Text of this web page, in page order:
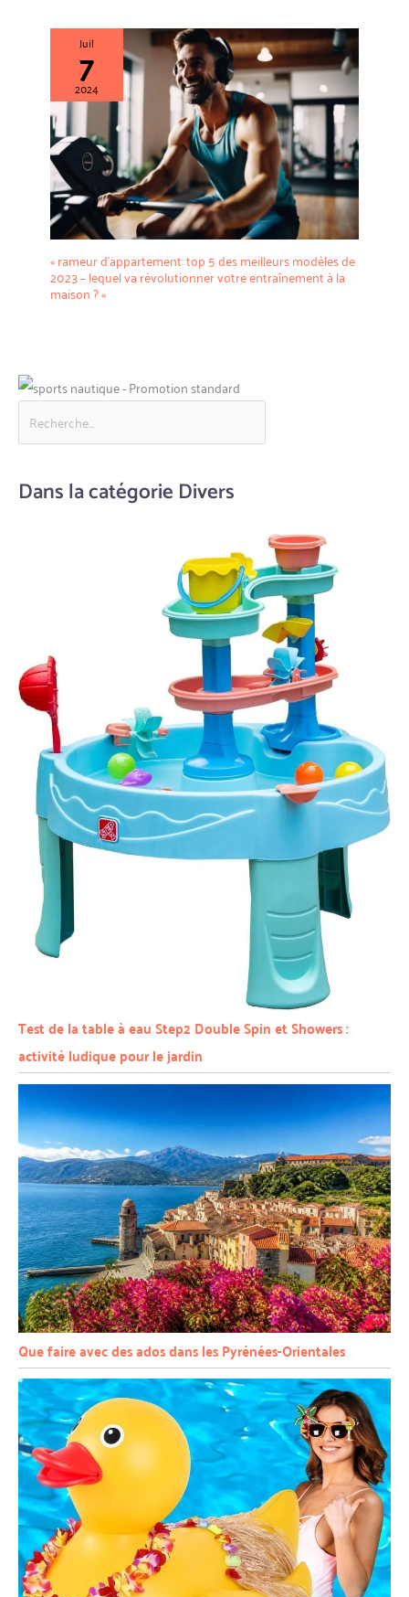
Juil
7
2024
« rameur d’appartement: top 5 des meilleurs modèles de
2023 – lequel va révolutionner votre entraînement à la
maison ? «
Dans la catégorie Divers
Test de la table à eau Step2 Double Spin et Showers :
activité ludique pour le jardin
Que faire avec des ados dans les Pyrénées-Orientales